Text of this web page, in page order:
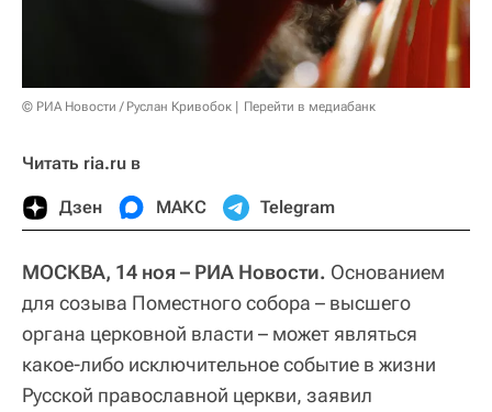
© РИА Новости / Руслан Кривобок Перейти в медиабанк
Читать ria.ru в
Дзен МАКС Telegram
МОСКВА, 14 ноя – РИА Новости. Основанием
для созыва Поместного собора – высшего
органа церковной власти – может являться
какое-либо исключительное событие в жизни
Русской православной церкви, заявил